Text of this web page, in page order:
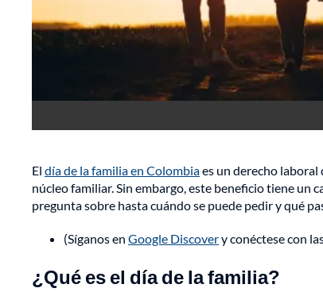
El día de la familia en Colombiaes un derecho laboral
núcleo familiar. Sin embargo, este beneficio tiene un
pregunta sobre hasta cuándo se puede pedir y qué
(Síganos en Google Discovery conéctese con
¿Qué es el día de la familia?